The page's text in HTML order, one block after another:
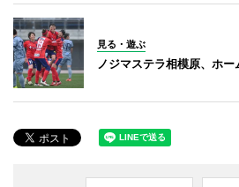
見る・遊ぶ
ノジマステラ相模原、ホ